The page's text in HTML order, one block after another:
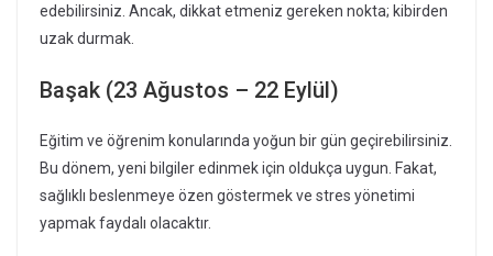
edebilirsiniz. Ancak, dikkat etmeniz gereken nokta; kibirden
uzak durmak.
Başak (23 Ağustos – 22 Eylül)
Eğitim ve öğrenim konularında yoğun bir gün geçirebilirsiniz.
Bu dönem, yeni bilgiler edinmek için oldukça uygun. Fakat,
sağlıklı beslenmeye özen göstermek ve stres yönetimi
yapmak faydalı olacaktır.